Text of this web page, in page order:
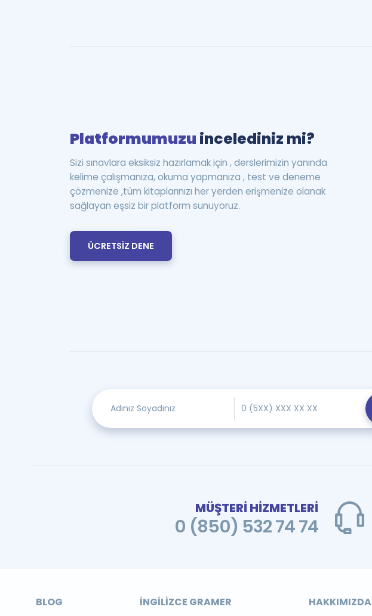
Platformumuzu incelediniz mi?
Sizi sınavlara eksiksiz hazırlamak için , derslerimizin yanında
kelime çalışmanıza, okuma yapmanıza , test ve deneme
çözmenize ,tüm kitaplarınızı her yerden erişmenize olanak
sağlayan eşsiz bir platform sunuyoruz.
ÜCRETSİZ DENE
MÜŞTERİ HİZMETLERİ
0 (850) 532 74 74
BLOG İNGILIZCE GRAMER HAKKIMIZDA